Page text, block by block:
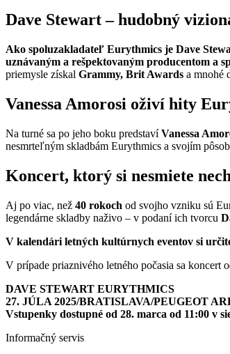
Dave Stewart – hudobný
Ako spoluzakladateľ Eurythmics je Dave
uznávaným a rešpektovaným producentom a
priemysle získal Grammy, Brit Awards a mnohé
Vanessa Amorosi oživí hity
Na turné sa po jeho boku predstavíVanessa
nesmrteľným skladbám Eurythmics a svojím
Koncert, ktorý si nesmiete
Aj po viac, než 40 rokoch od svojho vzniku sú
legendárne skladby naživo – v podaní ich tvorcu
V kalendári letných kultúrnych eventov si
V prípade priaznivého letného počasia sa koncert
DAVE STEWART EURYTHMICS
27. JÚLA 2025/BRATISLAVA/PEUGEOT
Vstupenky dostupné od 28. marca od 11:00 v
Informačný servis